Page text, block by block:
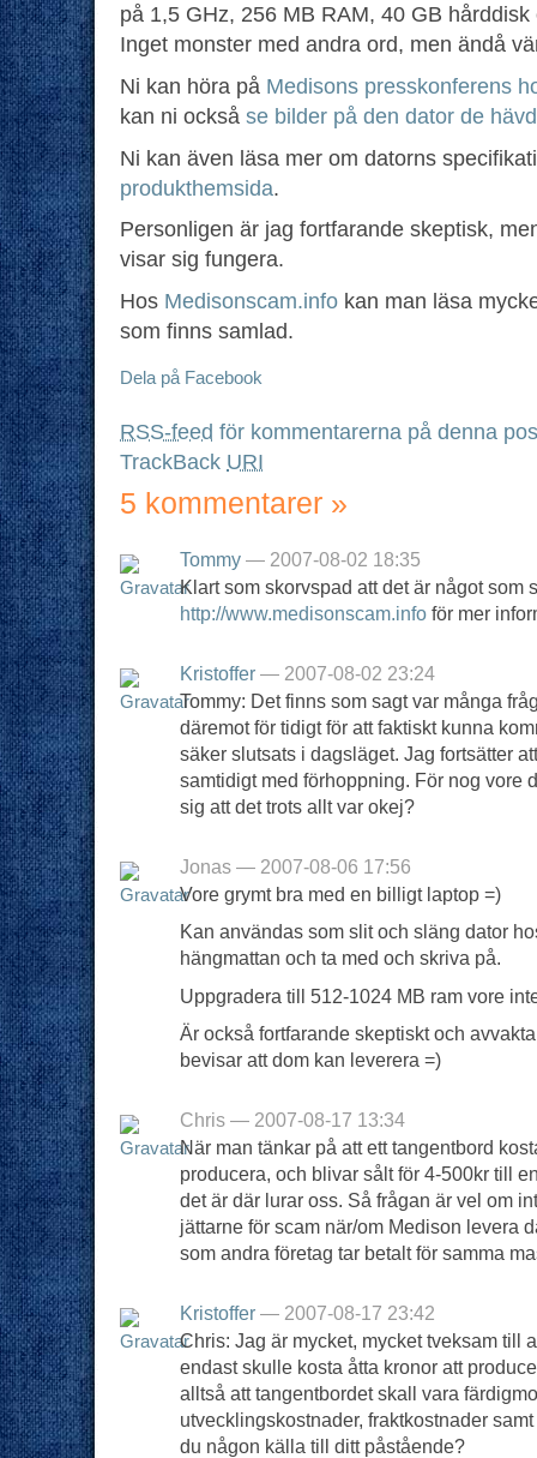
på 1,5 GHz, 256 MB RAM, 40 GB
Inget monster med andra ord, men ändå
Ni kan höra på Medisons presskonferens
kan ni också se bilder på den dator de
Ni kan även läsa mer om datorns
produkthemsida.
Personligen är jag fortfarande skeptisk,
visar sig fungera.
Hos Medisonscam.info kan man läsa
som finns samlad.
Dela på Facebook
RSS-feed för kommentarerna på denna
TrackBack URI
5 kommentarer »
Tommy — 2007-08-02 18:35
Klart som skorvspad att det är något som
http://www.medisonscam.info för mer
Kristoffer — 2007-08-02 23:24
Tommy: Det finns som sagt var många
däremot för tidigt för att faktiskt kunna
säker slutsats i dagsläget. Jag fortsätter
samtidigt med förhoppning. För nog vore
sig att det trots allt var okej?
Jonas — 2007-08-06 17:56
Vore grymt bra med en billigt laptop =)
Kan användas som slit och släng dator
hängmattan och ta med och skriva på.
Uppgradera till 512-1024 MB ram vore
Är också fortfarande skeptiskt och
bevisar att dom kan leverera =)
Chris — 2007-08-17 13:34
När man tänkar på att ett tangentbord
producera, och blivar sålt för 4-500kr till
det är där lurar oss. Så frågan är vel om
jättarne för scam när/om Medison levera
som andra företag tar betalt för samma
Kristoffer — 2007-08-17 23:42
Chris: Jag är mycket, mycket tveksam till
endast skulle kosta åtta kronor att
alltså att tangentbordet skall vara
utvecklingskostnader, fraktkostnader
du någon källa till ditt påstående?